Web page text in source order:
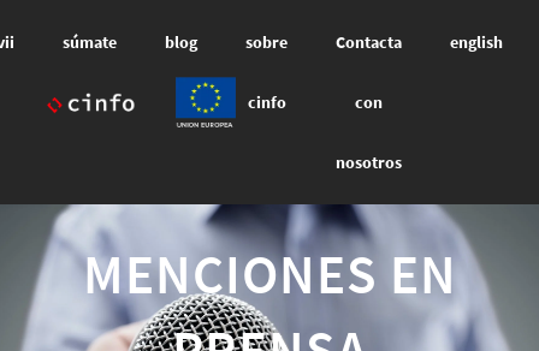
súmate blog sobre
cinfo
Contacta
con
nosotros
english
MENCIONES EN